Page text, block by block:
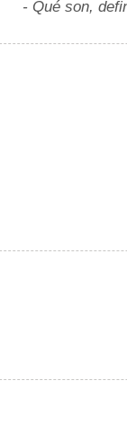
- Qué son,